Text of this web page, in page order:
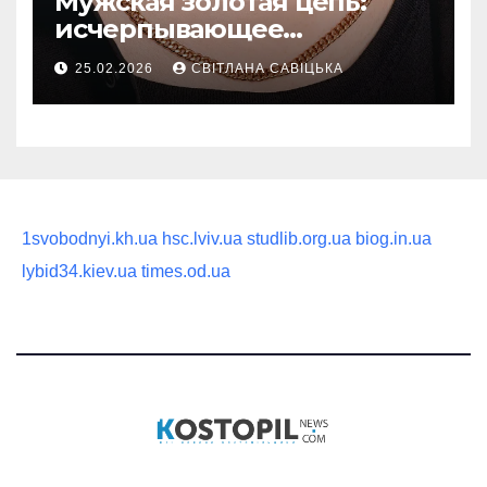
исчерпывающее
руководство по выбору
статусного украшения
25.02.2026 СВІТЛАНА САВІЦЬКА
1svobodnyi.kh.ua hsc.lviv.ua studlib.org.ua biog.in.ua
lybid34.kiev.ua times.od.ua